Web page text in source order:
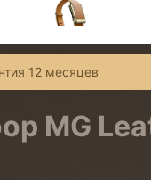
12 месяцев
MG